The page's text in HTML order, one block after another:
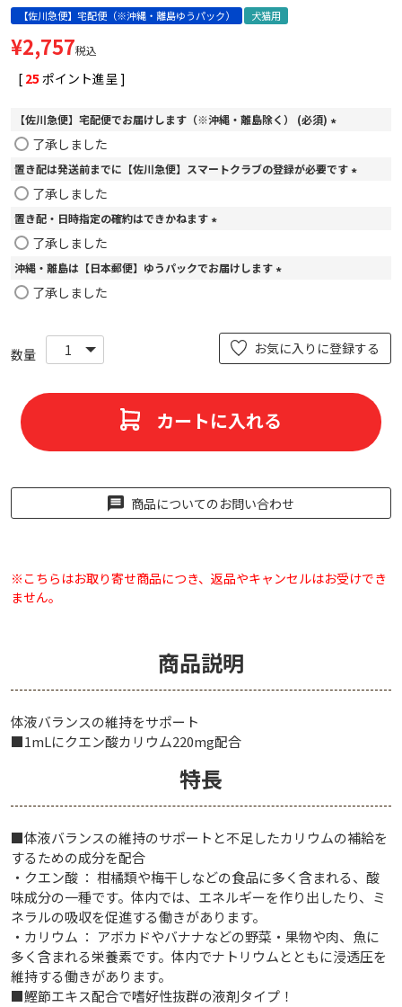
【佐川急便】宅配便（※沖縄・離島ゆうパック） 犬猫用
¥2,757税込
[ 25 ポイント進呈 ]
【佐川急便】宅配便でお届けします（※沖縄・離島除く） (必須)
須
了承しました
置き配は発送前までに【佐川急便】スマートクラブの登録が必要です
了承しました
置き配・日時指定の確約はできかねます
須
了承しました
沖縄・離島は【日本郵便】ゆうパックでお届けします
)
了承しました
お気に入りに登録する
カートに入れる
商品についてのお問い合わせ
※こちらはお取り寄せ商品につき、返品やキャンセルはお受けでき
ません。
商品説明
体液バランスの維持をサポート
■1mLにクエン酸カリウム220mg配合
特長
■体液バランスの維持のサポートと不足したカリウムの補給を
するための成分を配合
・クエン酸 ： 柑橘類や梅干しなどの食品に多く含まれる、酸
味成分の一種です。体内では、エネルギーを作り出したり、ミ
ネラルの吸収を促進する働きがあります。
・カリウム ： アボカドやバナナなどの野菜・果物や肉、魚に
多く含まれる栄養素です。体内でナトリウムとともに浸透圧を
維持する働きがあります。
■鰹節エキス配合で嗜好性抜群の液剤タイプ！